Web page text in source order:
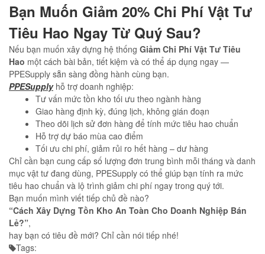
Bạn Muốn Giảm 20% Chi Phí Vật Tư
Tiêu Hao Ngay Từ Quý Sau?
Nếu bạn muốn xây dựng hệ thống Giảm Chi Phí Vật Tư Tiêu
Hao một cách bài bản, tiết kiệm và có thể áp dụng ngay —
PPESupply sẵn sàng đồng hành cùng bạn.
PPESupplyhỗ trợ doanh nghiệp:
Tư vấn mức tồn kho tối ưu theo ngành hàng
Giao hàng định kỳ, đúng lịch, không gián đoạn
Theo dõi lịch sử đơn hàng để tính mức tiêu hao chuẩn
Hỗ trợ dự báo mùa cao điểm
Tối ưu chi phí, giảm rủi ro hết hàng – dư hàng
Chỉ cần bạn cung cấp số lượng đơn trung bình mỗi tháng và danh
mục vật tư đang dùng, PPESupply có thể giúp bạn tính ra mức
tiêu hao chuẩn và lộ trình giảm chi phí ngay trong quý tới.
Bạn muốn mình viết tiếp chủ đề nào?
“Cách Xây Dựng Tồn Kho An Toàn Cho Doanh Nghiệp Bán
Lẻ?”,
hay bạn có tiêu đề mới? Chỉ cần nói tiếp nhé!
Tags: